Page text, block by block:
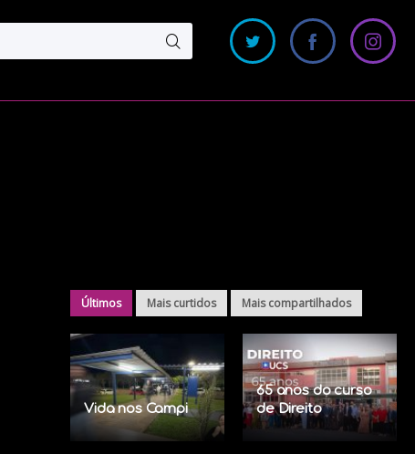
Últimos Mais curtidos Mais compartilhados
Vida nos Campi
65 anos do curso
de Direito